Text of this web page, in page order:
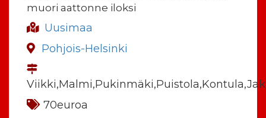
muori aattonne iloksi
Uusimaa
Pohjois-Helsinki
70euroa